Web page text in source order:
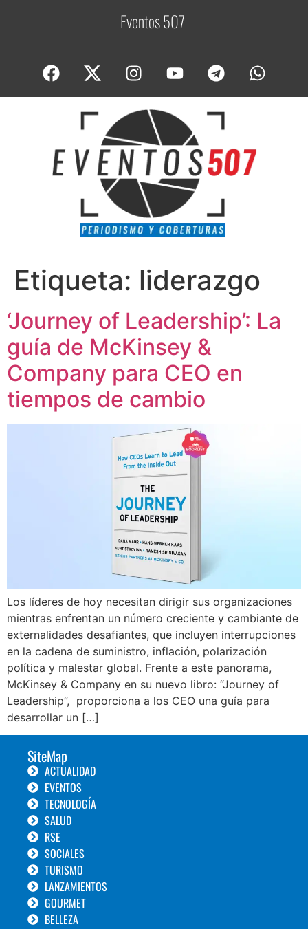
Eventos 507C
Etiqueta: liderazgo
‘Journey of Leadership’: La
guía de McKinsey &
Company para CEO en
tiempos de cambio
Los líderes de hoy necesitan dirigir sus organizaciones
mientras enfrentan un número creciente y cambiante de
externalidades desafiantes, que incluyen interrupciones
en la cadena de suministro, inflación, polarización
política y malestar global. Frente a este panorama,
McKinsey & Company en su nuevo libro: “Journey of
Leadership”, proporciona a los CEO una guía para
desarrollar un […]
SiteMap
ACTUALIDAD
EVENTOS
TECNOLOGÍA
SALUD
RSE
SOCIALES
TURISMO
LANZAMIENTOS
GOURMET
BELLEZA